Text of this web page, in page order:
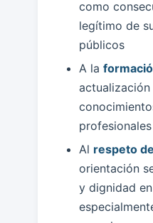
como
legítimo de
públicos
A la
actualización
profesionales
Al respeto
orientación
y dignidad